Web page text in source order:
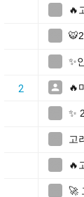
🔥
✨
2  🔥
✨
고
🔥
🚀